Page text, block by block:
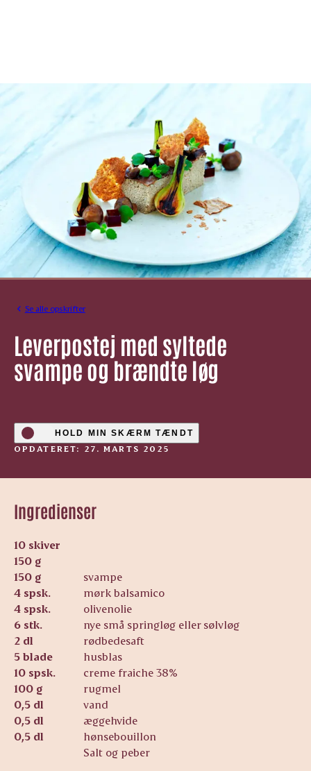
Se alle opskrifter
Leverpostej med syltede
svampe og brændte løg
HOLD MIN SKÆRM TÆNDT
OPDATERET: 27. MARTS 2025
Ingredienser
10 skiver
150 g
150 g
svampe
4 spsk.
mørk balsamico
4 spsk.
olivenolie
6 stk.
nye små springløg eller sølvløg
2 dl
rødbedesaft
5 blade
husblas
10 spsk.
creme fraiche 38%
100 g
rugmel
0,5 dl
vand
0,5 dl
æggehvide
0,5 dl
hønsebouillon
Salt og peber